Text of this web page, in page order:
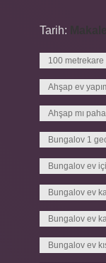
Tarih:
100
Ahşap ev
Ahşap mı
Bungalov 1
Bungalov ev
Bungalov ev
Bungalov ev
Bungalov ev